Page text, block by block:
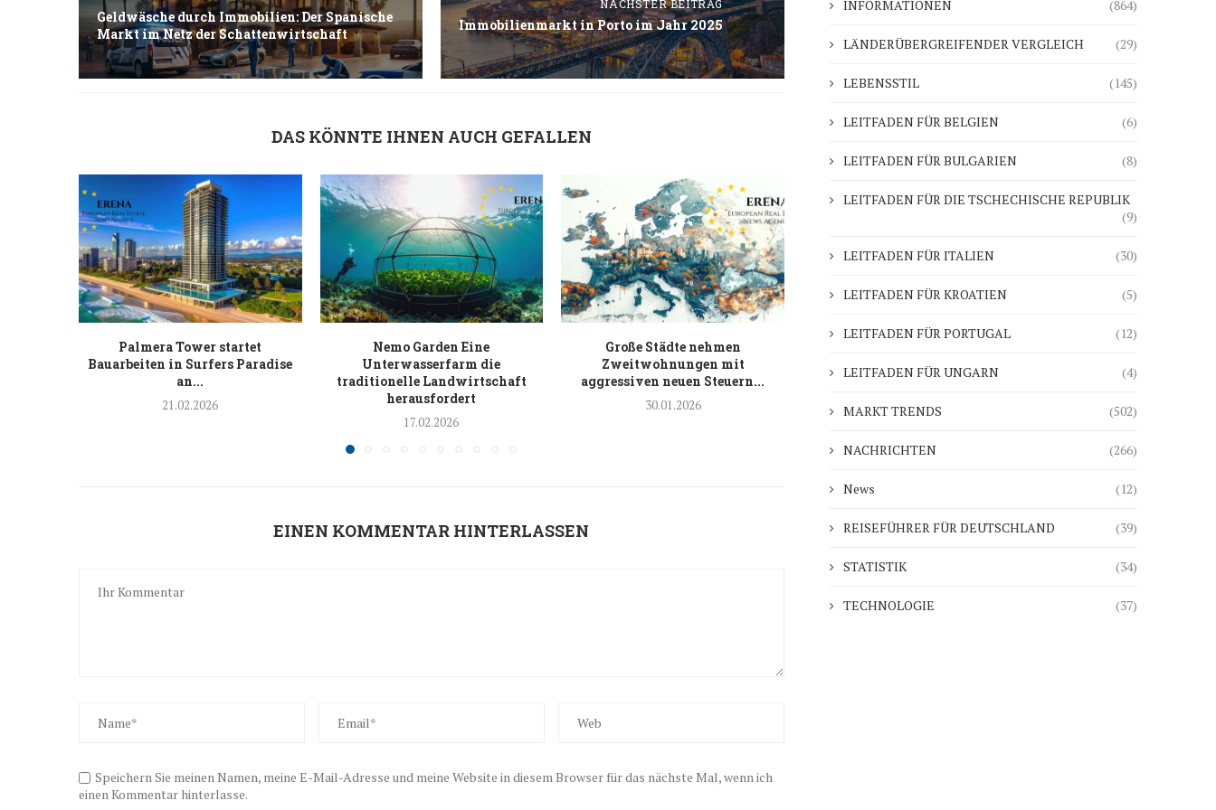
Geldwäsche durch Immobilien: Der Spanische
Markt im Netz der Schattenwirtschaft
NÄCHSTER BEITRAG
Immobilienmarkt in Porto im Jahr 2025
DAS KÖNNTE IHNEN AUCH GEFALLEN
Palmera Tower startet
Bauarbeiten in Surfers Paradise
an...
21.02.2026
Nemo Garden Eine
Unterwasserfarm die
traditionelle Landwirtschaft
herausfordert
17.02.2026
Große Städte nehmen
Zweitwohnungen mit
aggressiven neuen Steuern...
30.01.2026
2025 während Fonds und...
aufgab und was
EINEN KOMMENTAR HINTERLASSEN
Speichern Sie meinen Namen, meine E-Mail-Adresse und meine Website in diesem Browser für das nächste Mal, wenn ich
einen Kommentar hinterlasse.
INFORMATIONEN (864)
LÄNDERÜBERGREIFENDER VERGLEICH (29)
LEBENSSTIL (145)
LEITFADEN FÜR BELGIEN (6)
LEITFADEN FÜR BULGARIEN (8)
LEITFADEN FÜR DIE TSCHECHISCHE REPUBLIK
(9)
LEITFADEN FÜR ITALIEN (30)
LEITFADEN FÜR KROATIEN (5)
LEITFADEN FÜR PORTUGAL (12)
LEITFADEN FÜR UNGARN (4)
MARKT TRENDS (502)
NACHRICHTEN (266)
News (12)
REISEFÜHRER FÜR DEUTSCHLAND (39)
STATISTIK (34)
TECHNOLOGIE (37)